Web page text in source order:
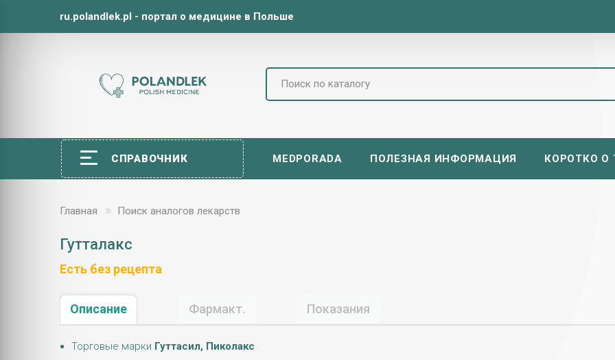
ru.polandlek.pl - портал о медицине в Польше
СПРАВОЧНИК MEDPORADA ПОЛЕЗНАЯ ИНФОРМАЦИЯ КОРОТКО О
Главная Поиск аналогов лекарств
Гутталакс
Есть без рецепта
Описание Фармакт. Показания
Торговые марки Гуттасил, Пиколакс